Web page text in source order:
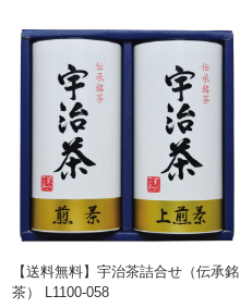
【送料無料】宇治茶詰合せ（伝承銘
茶） L1100-058